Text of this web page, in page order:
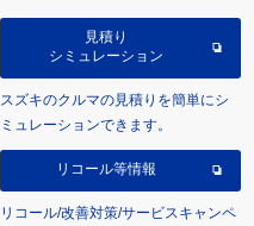
見積り
シミュレーション
スズキのクルマの見積りを簡単にシ
ミュレーションできます。
リコール等情報
リコール/改善対策/サービスキャンペ